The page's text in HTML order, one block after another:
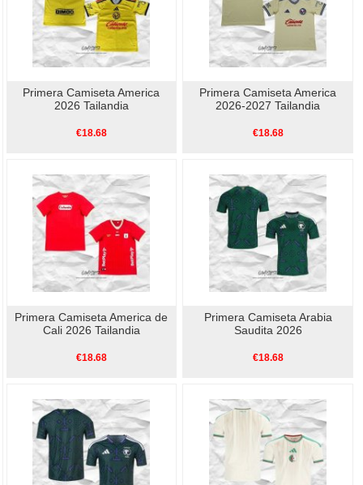
Primera Camiseta America
2026 Tailandia
€18.68
Primera Camiseta America
2026-2027 Tailandia
€18.68
Primera Camiseta America de
Cali 2026 Tailandia
€18.68
Primera Camiseta Arabia
Saudita 2026
€18.68